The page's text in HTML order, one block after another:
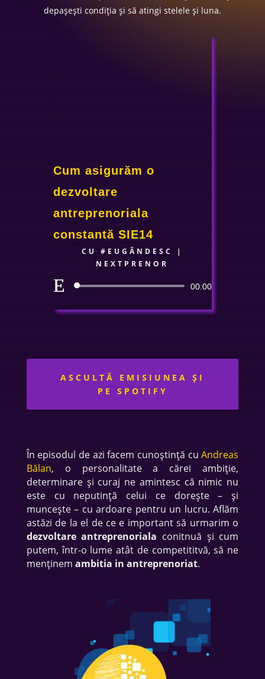
depașești condiția și să atingi stelele și luna.
Cum asigurăm o
dezvoltare
antreprenoriala
constantă SIE14
CU #EUGÂNDESC
|
NEXTPRENOR
Player
00:00
ASCULTĂ EMISIUNEA ȘI
PE SPOTIFY
În episodul de azi facem cunoștință cuAndreas
Bălan, o personalitate a cărei ambiție,
determinare și curaj ne amintesc că nimic nu
este cu neputință celui ce dorește – și
muncește – cu ardoare pentru un lucru. Aflăm
astăzi de la el de ce e important să urmarim o
dezvoltare antreprenoriala conitnuă și cum
putem, într-o lume atât de competititvă, să ne
menținem ambitia in antreprenoriat.